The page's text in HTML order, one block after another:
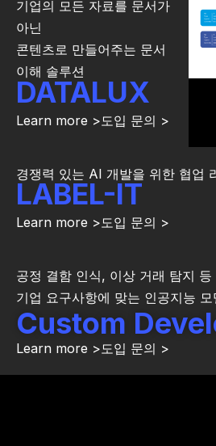
기업의 모든 자료를 문서가
아닌
콘텐츠로 만들어주는 문서
이해 솔루션
DATALUX
Learn more > 도입 문의 >
경쟁력 있는 AI 개발을 위한 협업
LABEL-IT
Learn more >도입 문의 >
공정 결함 인식, 이상 거래 탐지 등
기업 요구사항에 맞는 인공지능
Custom
Learn more >도입 문의 >